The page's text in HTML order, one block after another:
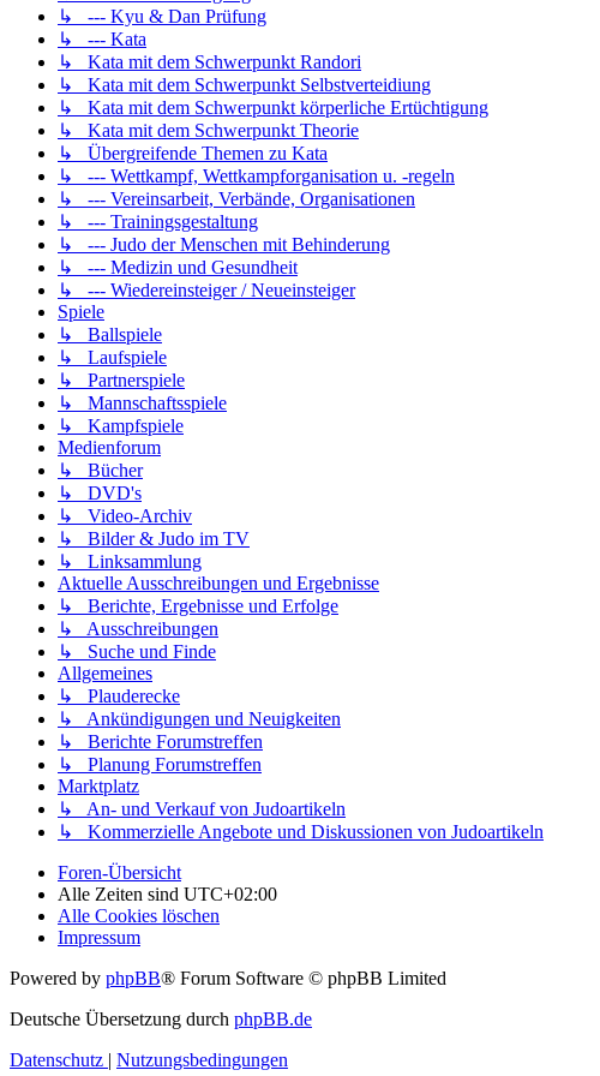
↳ --- Kyu & Dan Prüfung
↳ --- Kata
↳ Kata mit dem Schwerpunkt Randori
↳ Kata mit dem Schwerpunkt Selbstverteidiung
↳ Kata mit dem Schwerpunkt körperliche Ertüchtigung
↳ Kata mit dem Schwerpunkt Theorie
↳ Übergreifende Themen zu Kata
↳ --- Wettkampf, Wettkampforganisation u. -regeln
↳ --- Vereinsarbeit, Verbände, Organisationen
↳ --- Trainingsgestaltung
↳ --- Judo der Menschen mit Behinderung
↳ --- Medizin und Gesundheit
↳ --- Wiedereinsteiger / Neueinsteiger
Spiele
↳ Ballspiele
↳ Laufspiele
↳ Partnerspiele
↳ Mannschaftsspiele
↳ Kampfspiele
Medienforum
↳ Bücher
↳ DVD's
↳ Video-Archiv
↳ Bilder & Judo im TV
↳ Linksammlung
Aktuelle Ausschreibungen und Ergebnisse
↳ Berichte, Ergebnisse und Erfolge
↳ Ausschreibungen
↳ Suche und Finde
Allgemeines
↳ Plauderecke
↳ Ankündigungen und Neuigkeiten
↳ Berichte Forumstreffen
↳ Planung Forumstreffen
Marktplatz
↳ An- und Verkauf von Judoartikeln
↳ Kommerzielle Angebote und Diskussionen von Judoartikeln
Foren-Übersicht
Alle Zeiten sind UTC+02:00
Alle Cookies löschen
Impressum
Powered by phpBB® Forum Software © phpBB Limited
Deutsche Übersetzung durch phpBB.de
Datenschutz | Nutzungsbedingungen